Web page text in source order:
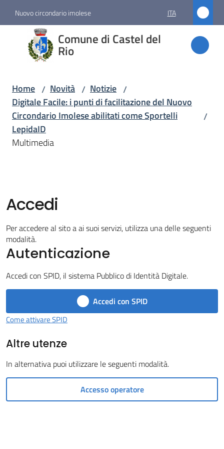
Nuovo circondario imolese ITA
Comune di Castel del
Rio
Comune
di
Castel
Amministrazione
Vivere
Castel
del
on-
gli
Home / Novità / Notizie /
Digitale Facile: i punti di facilitazione del Nuovo
Circondario Imolese abilitati come Sportelli
LepidaID
/
Multimedia
Accedi
Per accedere al sito a ai suoi servizi, utilizza una delle seguenti
modalità.
Autenticazione
Accedi con SPID, il sistema Pubblico di Identità Digitale.
Accedi con SPID
Come attivare SPID
Altre utenze
In alternativa puoi utilizzare le seguenti modalità.
Accesso operatore